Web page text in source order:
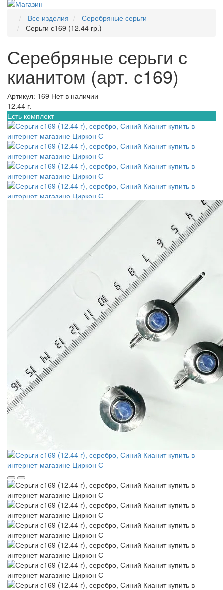
Все изделия
Серебряные серьги
Серьги с169 (12.44 гр.)
Серебряные серьги с
кианитом (арт. с169)
Артикул: 169 Нет в наличии
12.44 г.
Есть комплект